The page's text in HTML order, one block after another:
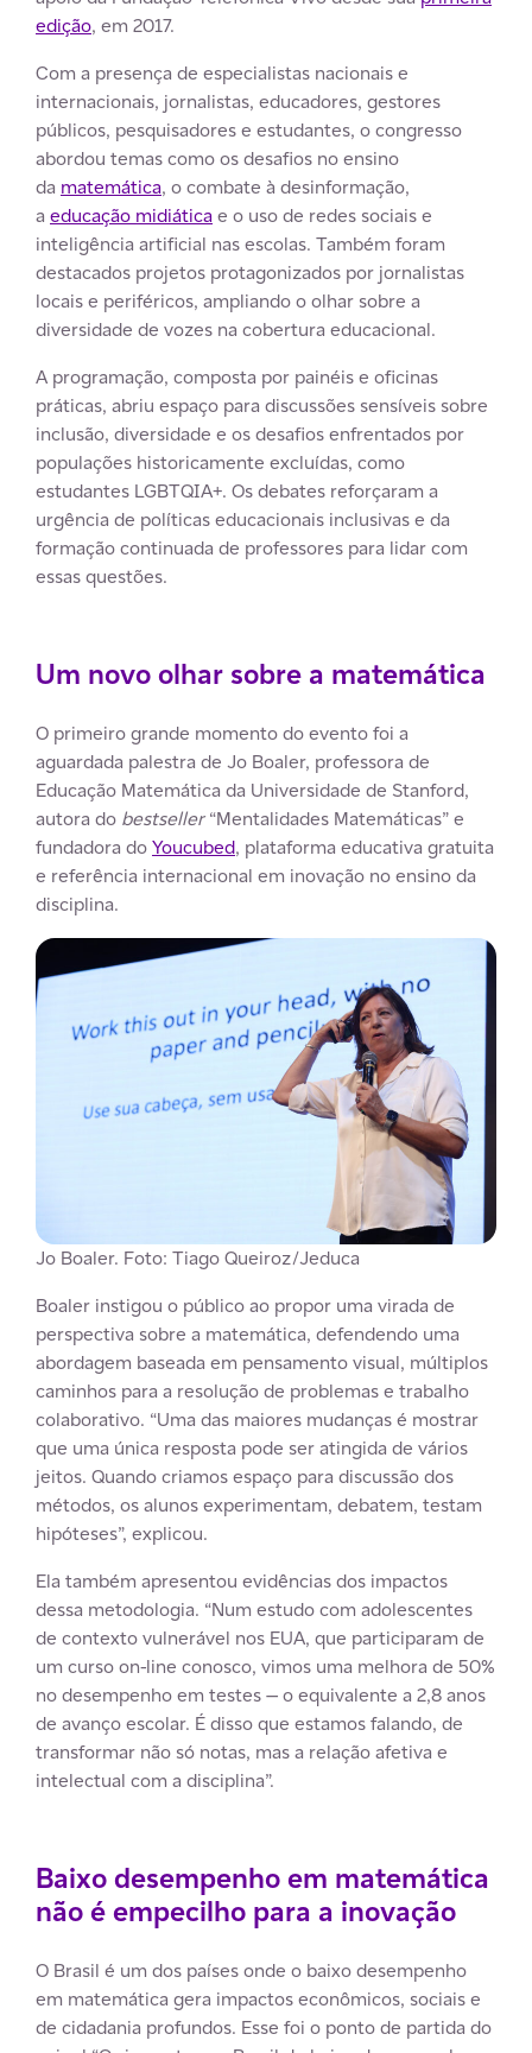
edição, em 2017.
Com a presença de especialistas nacionais e
internacionais, jornalistas, educadores, gestores
públicos, pesquisadores e estudantes, o congresso
abordou temas como os desafios no ensino
da matemática, o combate à desinformação,
a educação midiáticae o uso de redes sociais e
inteligência artificial nas escolas. Também foram
destacados projetos protagonizados por jornalistas
locais e periféricos, ampliando o olhar sobre a
diversidade de vozes na cobertura educacional.
A programação, composta por painéis e oficinas
práticas, abriu espaço para discussões sensíveis sobre
inclusão, diversidade e os desafios enfrentados por
populações historicamente excluídas, como
estudantes LGBTQIA+. Os debates reforçaram a
urgência de políticas educacionais inclusivas e da
formação continuada de professores para lidar com
essas questões.
Um novo olhar sobre a matemática
O primeiro grande momento do evento foi a
aguardada palestra de Jo Boaler, professora de
Educação Matemática da Universidade de Stanford,
autora do bestseller“Mentalidades Matemáticas” e
fundadora doYoucubed, plataforma educativa gratuita
e referência internacional em inovação no ensino da
disciplina.
Jo Boaler. Foto: Tiago Queiroz/Jeduca
Boaler instigou o público ao propor uma virada de
perspectiva sobre a matemática, defendendo uma
abordagem baseada em pensamento visual, múltiplos
caminhos para a resolução de problemas e trabalho
colaborativo. “Uma das maiores mudanças é mostrar
que uma única resposta pode ser atingida de vários
jeitos. Quando criamos espaço para discussão dos
métodos, os alunos experimentam, debatem, testam
hipóteses”, explicou.
Ela também apresentou evidências dos impactos
dessa metodologia. “Num estudo com adolescentes
de contexto vulnerável nos EUA, que participaram de
um curso on-line conosco, vimos uma melhora de 50%
no desempenho em testes — o equivalente a 2,8 anos
de avanço escolar. É disso que estamos falando, de
transformar não só notas, mas a relação afetiva e
intelectual com a disciplina”.
Baixo desempenho em matemática
não é empecilho para a inovação
O Brasil é um dos países onde o baixo desempenho
em matemática gera impactos econômicos, sociais e
de cidadania profundos. Esse foi o ponto de partida do